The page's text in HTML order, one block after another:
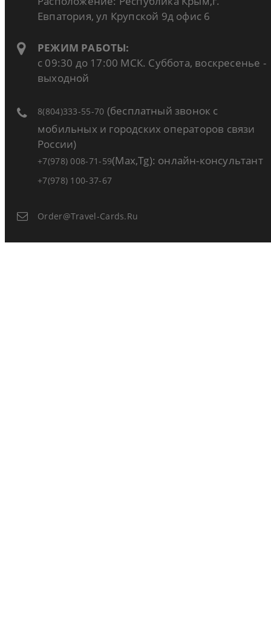
Евпатория, ул Крупской 9д офис 6
РЕЖИМ РАБОТЫ:
с 09:30 до 17:00 МСК. Суббота, воскресенье -
выходной
8(804)333-55-70 (бесплатный звонок с
мобильных и городских операторов связи
России)
+7(978) 008-71-59(Max,Tg): онлайн-консультант
+7(978) 100-37-67
Order@travel-Cards.ru